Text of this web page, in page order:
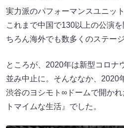
実力派のパフォーマンスユニッ
これまで中国で130以上の公演
ちろん海外でも数多くのステー
ところが、2020年は新型コロナ
並み中止に。そんななか、2020
渋谷のヨシモト∞ドームで開か
トマイムな生活』でした。